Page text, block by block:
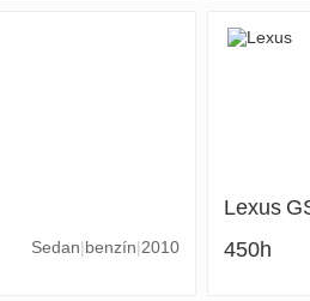
2010
benzín
Sedan
Lexus
450h